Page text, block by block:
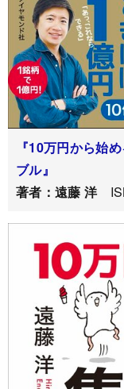
『10万円から始
ブル』
著者：遠藤 洋